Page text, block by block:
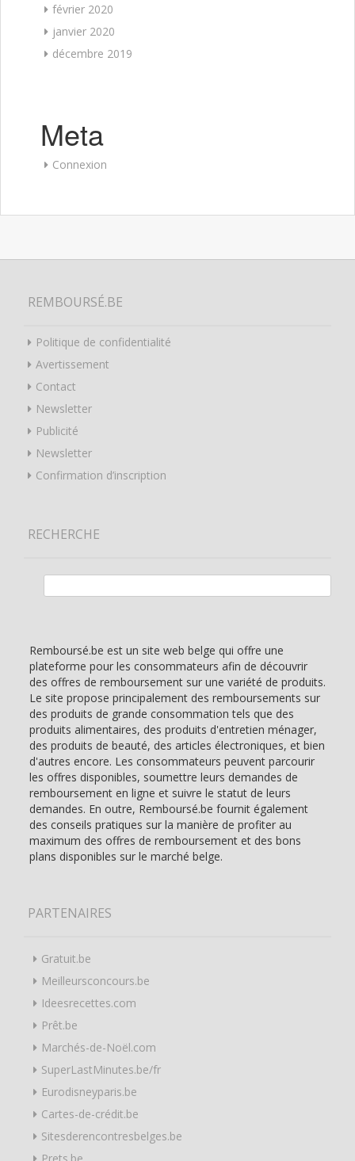
février 2020
janvier 2020
décembre 2019
Meta
Connexion
REMBOURSÉ.BE
Politique de confidentialité
Avertissement
Contact
Newsletter
Publicité
Newsletter
Confirmation d’inscription
RECHERCHE
Remboursé.be est un site web belge qui offre une
plateforme pour les consommateurs afin de découvrir
des offres de remboursement sur une variété de produits.
Le site propose principalement des remboursements sur
des produits de grande consommation tels que des
produits alimentaires, des produits d'entretien ménager,
des produits de beauté, des articles électroniques, et bien
d'autres encore. Les consommateurs peuvent parcourir
les offres disponibles, soumettre leurs demandes de
remboursement en ligne et suivre le statut de leurs
demandes. En outre, Remboursé.be fournit également
des conseils pratiques sur la manière de profiter au
maximum des offres de remboursement et des bons
plans disponibles sur le marché belge.
PARTENAIRES
Gratuit.be
Meilleursconcours.be
Ideesrecettes.com
Prêt.be
Marchés-de-Noël.com
SuperLastMinutes.be/fr
Eurodisneyparis.be
Cartes-de-crédit.be
Sitesderencontresbelges.be
Prets.be